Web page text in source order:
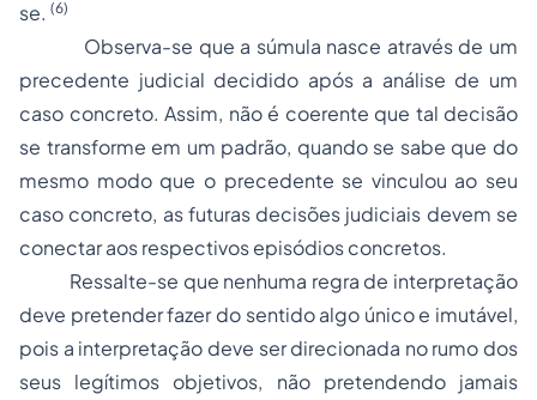
se. (6)
Observa-se que a súmula nasce através de um
precedente judicial decidido após a análise de um
caso concreto. Assim, não é coerente que tal decisão
se transforme em um padrão, quando se sabe que do
mesmo modo que o precedente se vinculou ao seu
caso concreto, as futuras decisões judiciais devem se
conectar aos respectivos episódios concretos.
Ressalte-se que nenhuma regra de interpretação
deve pretender fazer do sentido algo único e imutável,
pois a interpretação deve ser direcionada no rumo dos
seus legítimos objetivos, não pretendendo jamais